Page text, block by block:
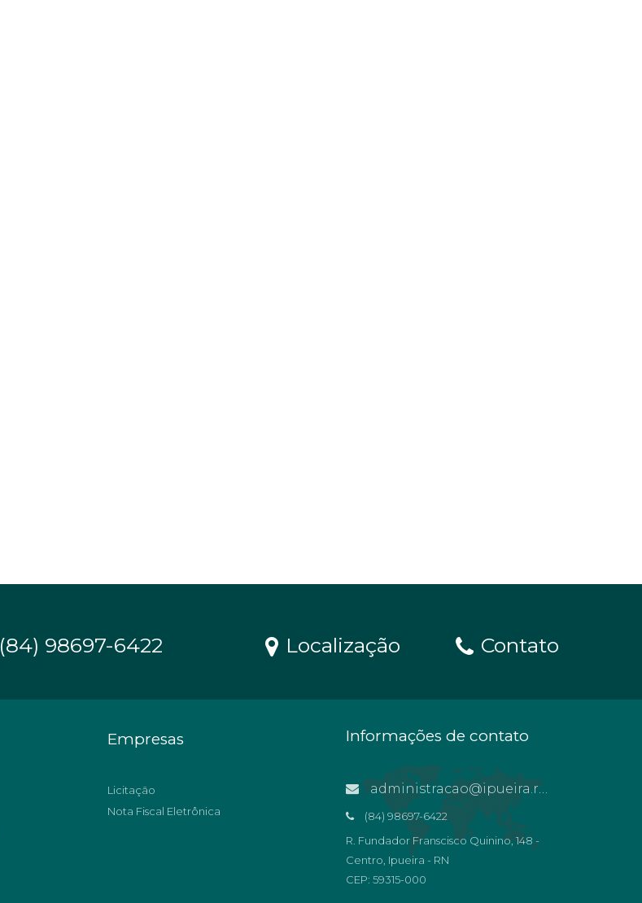
(84) 98697-6422 Localização Contato
Empresas
Licitação
Nota Fiscal Eletrônica
Informações de contato
administracao@ipueira.rn.gov.br
(84) 98697-6422
R. Fundador Franscisco Quinino, 148 -
Centro, Ipueira - RN
CEP: 59315-000